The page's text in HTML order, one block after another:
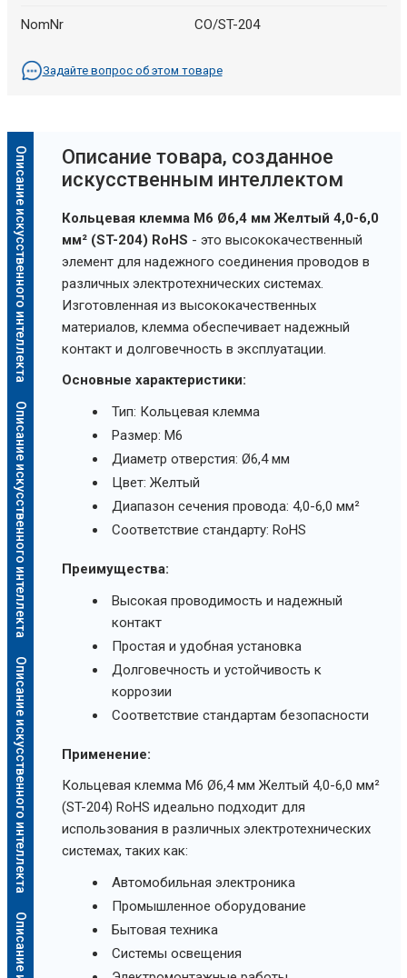
NomNr CO/ST-204
Задайте вопрос об этом товаре
Описание искусственного интеллекта
Описание искусственного интеллекта
Описание искусственного интеллекта
Oписание товара, созданное
искусственным интеллектом
Кольцевая клемма M6 Ø6,4 мм Желтый 4,0-6,0
мм² (ST-204) RoHS - это высококачественный
элемент для надежного соединения проводов в
различных электротехнических системах.
Изготовленная из высококачественных
материалов, клемма обеспечивает надежный
контакт и долговечность в эксплуатации.
Основные характеристики:
Тип: Кольцевая клемма
Размер: M6
Диаметр отверстия: Ø6,4 мм
Цвет: Желтый
Диапазон сечения провода: 4,0-6,0 мм²
Соответствие стандарту: RoHS
Преимущества:
Высокая проводимость и надежный
контакт
Простая и удобная установка
Долговечность и устойчивость к
коррозии
Соответствие стандартам безопасности
Применение:
Кольцевая клемма M6 Ø6,4 мм Желтый 4,0-6,0 мм²
(ST-204) RoHS идеально подходит для
использования в различных электротехнических
системах, таких как:
Автомобильная электроника
Промышленное оборудование
Бытовая техника
Системы освещения